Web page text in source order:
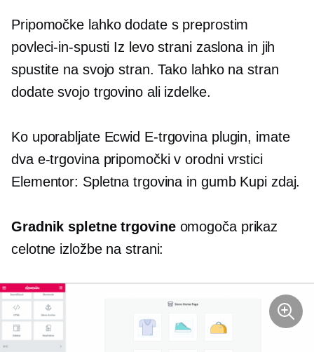
Pripomočke lahko dodate s preprostim
povleci-in-spusti Iz levostrani zaslona in jih
spustite na svojo stran. Tako lahko na stran
dodate svojo trgovino ali izdelke.
Ko uporabljate Ecwid E-trgovinaplugin, imate
dva e-trgovinapripomočki v orodni vrstici
Elementor: Spletna trgovina in gumb Kupi zdaj.
Gradnik spletne trgovineomogoča prikaz
celotne izložbe na strani: